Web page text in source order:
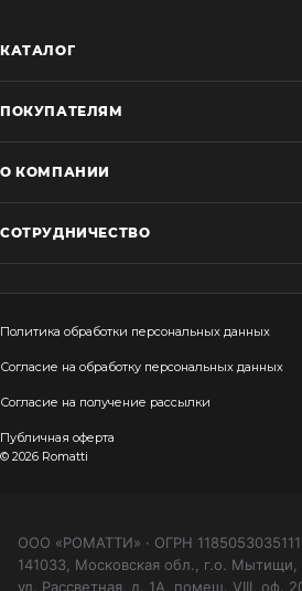
КАТАЛОГ
ПОКУПАТЕЛЯМ
О КОМПАНИИ
СОТРУДНИЧЕСТВО
Политика обработки персональных данных
Согласие на обработку персональных данных
Согласие на получение рассылки
Публичная оферта
© 2026 Romatti
ООО «РОМАТТИ» · ОГРН
141033, Московская обл., г.о.
ул. Рассветная, д. 1А, помещ. VIII, оф.